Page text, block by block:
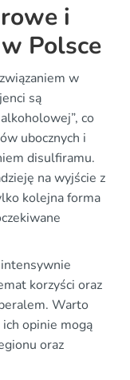
i
Polsce
w
są
co
ubocznych i
disulfiramu.
na wyjście z
kolejna forma
korzyści oraz
Warto
opinie mogą
oraz